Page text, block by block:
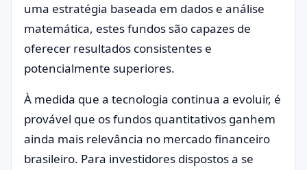
uma estratégia baseada em dados e análise
matemática, estes fundos são capazes de
oferecer resultados consistentes e
potencialmente superiores.
À medida que a tecnologia continua a evoluir, é
provável que os fundos quantitativos ganhem
ainda mais relevância no mercado financeiro
brasileiro. Para investidores dispostos a se